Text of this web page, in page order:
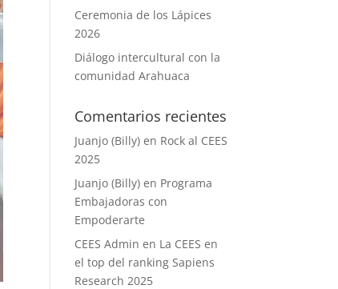
Ceremonia de los Lápices
2026
Diálogo intercultural con la
comunidad Arahuaca
Comentarios recientes
Juanjo (Billy) en Rock al CEES
2025
Juanjo (Billy) en Programa
Embajadoras con
Empoderarte
CEES Admin en La CEES en
el top del ranking Sapiens
Research 2025